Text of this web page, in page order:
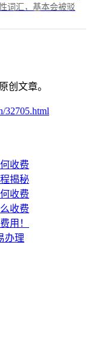
词汇，基本会被驳
创文章。
32705.html
收费
揭秘
收费
收费
用！
办理